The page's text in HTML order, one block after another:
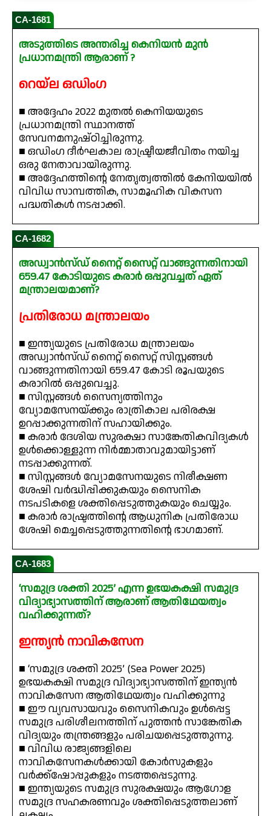
CA-1681
അടുത്തിടെ അന്തരിച്ച കെനിയൻ മുൻ
പ്രധാനമന്ത്രി ആരാണ് ?
റെയ്‌ല ഒഡിംഗ
■ അദ്ദേഹം 2022 മുതൽ കെനിയയുടെ
പ്രധാനമന്ത്രി സ്ഥാനത്ത്
സേവനമനുഷ്ഠിച്ചിരുന്നു.
■ ഒഡിംഗ ദീർഘകാല രാഷ്ട്രീയജീവിതം നയിച്ച
ഒരു നേതാവായിരുന്നു.
■ അദ്ദേഹത്തിന്റെ നേതൃത്വത്തിൽ കേനിയയിൽ
വിവിധ സാമ്പത്തിക, സാമൂഹിക വികസന
പദ്ധതികൾ നടപ്പാക്കി.
CA-1682
അഡ്വാൻസ്ഡ് നൈറ്റ് സൈറ്റ് വാങ്ങുന്നതിനായി
659.47 കോടിയുടെ കരാർ ഒപ്പുവച്ചത് ഏത്
മന്ത്രാലയമാണ്?
പ്രതിരോധ മന്ത്രാലയം
■ ഇന്ത്യയുടെ പ്രതിരോധ മന്ത്രാലയം
അഡ്വാൻസ്ഡ് നൈറ്റ് സൈറ്റ് സിസ്റ്റങ്ങൾ
വാങ്ങുന്നതിനായി 659.47 കോടി രൂപയുടെ
കരാറിൽ ഒപ്പുവെച്ചു.
■ സിസ്റ്റങ്ങൾ സൈന്യത്തിനും
വ്യോമസേനയ്ക്കും രാത്രികാല പരിരക്ഷ
ഉറപ്പാക്കുന്നതിന് സഹായിക്കും.
■ കരാർ ദേശിയ സുരക്ഷാ സാങ്കേതികവിദ്യകൾ
ഉൾക്കൊള്ളുന്ന നിർമ്മാതാവുമായിട്ടാണ്
നടപ്പാക്കുന്നത്.
■ സിസ്റ്റങ്ങൾ വ്യോമസേനയുടെ നിരീക്ഷണ
ശേഷി വർദ്ധിപ്പിക്കുകയും സൈനിക
നടപടികളെ ശക്തിപ്പെടുത്തുകയും ചെയ്യും.
■ കരാർ രാഷ്ട്രത്തിന്റെ ആധുനിക പ്രതിരോധ
ശേഷി മെച്ചപ്പെടുത്തുന്നതിന്റെ ഭാഗമാണ്.
CA-1683
‘സമുദ്ര ശക്തി 2025’ എന്ന ഉഭയകക്ഷി സമുദ്ര
വിദ്യാഭ്യാസത്തിന് ആരാണ് ആതിഥേയത്വം
വഹിക്കുന്നത്?
ഇന്ത്യൻ നാവികസേന
■ ‘സമുദ്ര ശക്തി 2025’ (Sea Power 2025)
ഉഭയകക്ഷി സമുദ്ര വിദ്യാഭ്യാസത്തിന് ഇന്ത്യൻ
നാവികസേന ആതിഥേയത്വം വഹിക്കുന്നു
■ ഈ വ്യവസായവും സൈനികവും ഉൾപ്പെട്ട
സമുദ്ര പരിശീലനത്തിന് പുത്തൻ സാങ്കേതിക
വിദ്യയും തന്ത്രങ്ങളും പരിചയപ്പെടുത്തുന്നു.
■ വിവിധ രാജ്യങ്ങളിലെ
നാവികസേനകൾക്കായി കോർസുകളും
വർക്ക്‌ഷോപ്പുകളും നടത്തപ്പെടുന്നു.
■ ഇന്ത്യയുടെ സമുദ്ര സുരക്ഷയും ആഗോള
സമുദ്ര സഹകരണവും ശക്തിപ്പെടുത്തലാണ്